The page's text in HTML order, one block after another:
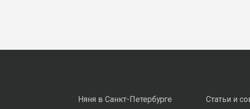
Няня в Санкт-Петербурге Статьи и